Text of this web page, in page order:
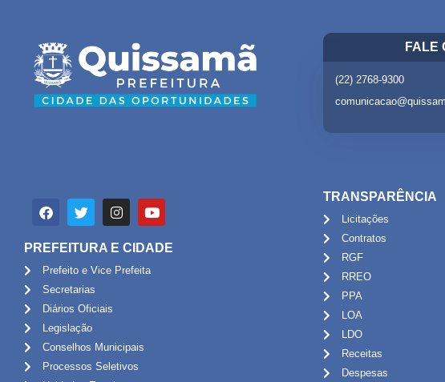
FALE
(22) 2768-9300
PREFEITURA E CIDADE
Prefeito e Vice Prefeita
Secretarias
Diários Oficiais
Legislação
Conselhos Municipais
Processos Seletivos
TRANSPARÊNCIA
Licitações
Contratos
RGF
RREO
PPA
LOA
LDO
Receitas
Despesas